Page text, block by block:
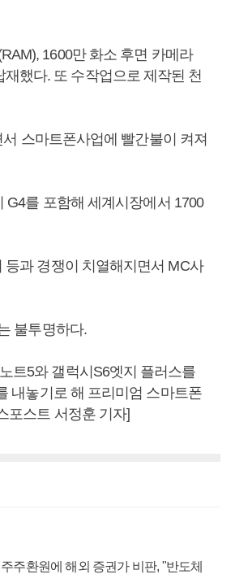
1600만 화소 후면 카메라
했다. 또 수작업으로 제작된 천
스마트폰사업에 빨간불이 켜져
를 포함해 세계시장에서 1700
과 경쟁이 치열해지면서 MC사
불투명하다.
트5와 갤럭시S6엣지 플러스를
내놓기로 해 프리미엄 스마트폰
포스트 서정훈 기자]
주환원에 해외 증권가 비판, "반도체